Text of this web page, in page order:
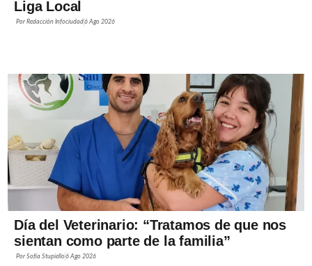
Liga Local
PorRedacción Infociudad6 Ago 2026
Día del Veterinario: “Tratamos de que nos
sientan como parte de la familia”
PorSofía Stupiello6 Ago 2026